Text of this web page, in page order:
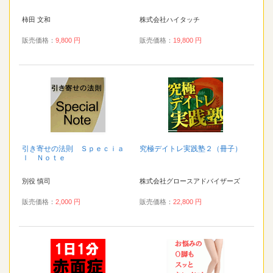
柿田 文和
販売価格： 9,800 円
株式会社ハイタッチ
販売価格： 19,800 円
引き寄せの法則 Ｓｐｅｃｉａ
ｌ Ｎｏｔｅ
別役 慎司
販売価格： 2,000 円
究極デイトレ実践塾２（冊子）
株式会社グロースアドバイザーズ
販売価格： 22,800 円